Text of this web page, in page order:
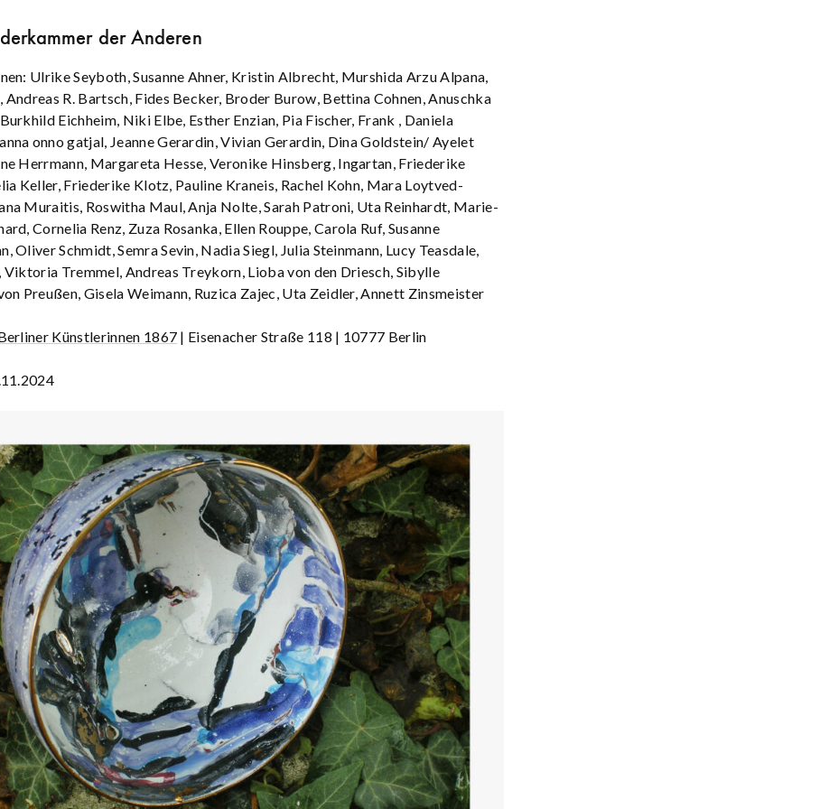
der Anderen
Ulrike Seyboth, Susanne Ahner, Kristin Albrecht, Murshida Arzu Alpana,
Andreas R. Bartsch, Fides Becker, Broder Burow, Bettina Cohnen, Anuschka
Eichheim, Niki Elbe, Esther Enzian, Pia Fischer, Frank , Daniela
onno gatjal, Jeanne Gerardin, Vivian Gerardin, Dina Goldstein/ Ayelet
Herrmann, Margareta Hesse, Veronike Hinsberg, Ingartan, Friederike
Keller, Friederike Klotz, Pauline Kraneis, Rachel Kohn, Mara Loytved-
Muraitis, Roswitha Maul, Anja Nolte, Sarah Patroni, Uta Reinhardt, Marie-
Cornelia Renz, Zuza Rosanka, Ellen Rouppe, Carola Ruf, Susanne
Oliver Schmidt, Semra Sevin, Nadia Siegl, Julia Steinmann, Lucy Teasdale,
Viktoria Tremmel, Andreas Treykorn, Lioba von den Driesch, Sibylle
Preußen, Gisela Weimann, Ruzica Zajec, Uta Zeidler, Annett Zinsmeister
Künstlerinnen 1867 | Eisenacher Straße 118 | 10777 Berlin